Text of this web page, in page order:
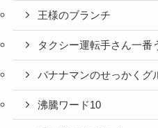
王様のブランチ
タクシー運転手さん一番
バナナマンのせっかくグ
沸騰ワード10